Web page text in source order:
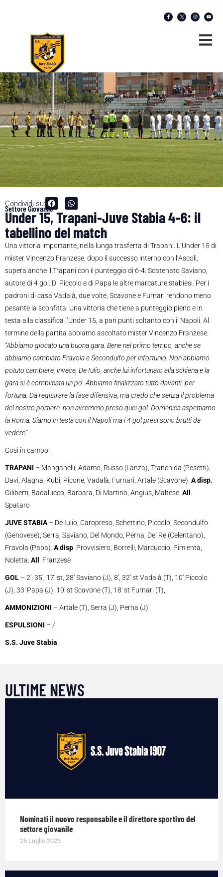
Condividi su:
Settore Giovanile
Under 15, Trapani-Juve Stabia 4-6: il
tabellino del match
Una vittoria importante, nella lunga trasferta di Trapani. L’Under 15 di
mister Vincenzo Franzese, dopo il successo interno con l’Ascoli,
supera anche il Trapani con il punteggio di 6-4. Scatenato Saviano,
autore di 4 gol. Di Piccolo e di Papa le altre marcature stabiesi. Per i
padroni di casa Vadalà, due volte, Scavone e Furnari rendono meno
pesante la sconfitta. Una vittoria che tiene a punteggio pieno e in
testa alla classifica l’Under 15, a pari punti soltanto con il Napoli. Al
termine della partita abbiamo ascoltato mister Vincenzo Franzese:
“Abbiamo giocato una buona gara. Bene nel primo tempo, anche se
abbiamo cambiato Fravola e Secondulfo per infortunio. Non abbiamo
potuto cambiare, invece, De Iulio, anche lui infortunato alla schiena e la
gara si è complicata un po’. Abbiamo finalizzato tutto davanti, per
fortuna. Da registrare la fase difensiva, ma credo che senza il problema
del nostro portiere, non avremmo preso quei gol. Domenica aspettiamo
la Roma. Siamo in testa con il Napoli ma i 4 gol presi sono brutti da
vedere”.
Così in campo:
TRAPANI – Manganelli, Adamo, Russo (Lanza), Tranchida (Pesetti),
Davì, Alagna, Kubi, Picone, Vadalà, Furnari, Artale (Scavone). A disp.
Giliberti, Badalucco, Barbara, Di Martino, Angius, Maltese. All
Spataro
JUVE STABIA – De Iulio, Caropreso, Schettino, Piccolo, Secondulfo
(Genovese), Serra, Saviano, Del Mondo, Perna, Del Re (Celentano),
Fravola (Papa). A disp . Provvisiero, Borrelli, Marcuccio, Pimienta,
Noletta. All . Franzese
GOL – 2′, 35′, 17′ st, 28′ Saviano (J), 8′, 32′ st Vadalà (T), 10′ Piccolo
(J), 33′ Papa (J), 10′ st Scavone (T), 18′ st Furnari (T),
AMMONIZIONI – Artale (T), Serra (J), Perna (J)
ESPULSIONI – /
S.S. Juve Stabia
ULTIME NEWS
Nominati il nuovo responsabile e il direttore sportivo del
settore giovanile
25 Luglio 2026